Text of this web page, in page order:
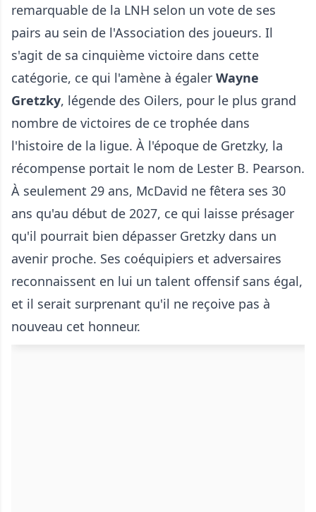
remarquable de la LNH selon un vote de ses
pairs au sein de l'Association des joueurs. Il
s'agit de sa cinquième victoire dans cette
catégorie, ce qui l'amène à égaler Wayne
Gretzky, légende des Oilers, pour le plus grand
nombre de victoires de ce trophée dans
l'histoire de la ligue. À l'époque de Gretzky, la
récompense portait le nom de Lester B. Pearson.
À seulement 29 ans, McDavid ne fêtera ses 30
ans qu'au début de 2027, ce qui laisse présager
qu'il pourrait bien dépasser Gretzky dans un
avenir proche. Ses coéquipiers et adversaires
reconnaissent en lui un talent offensif sans égal,
et il serait surprenant qu'il ne reçoive pas à
nouveau cet honneur.